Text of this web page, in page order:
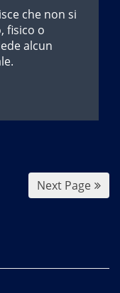
che non si
fisico o
alcun
Next Page